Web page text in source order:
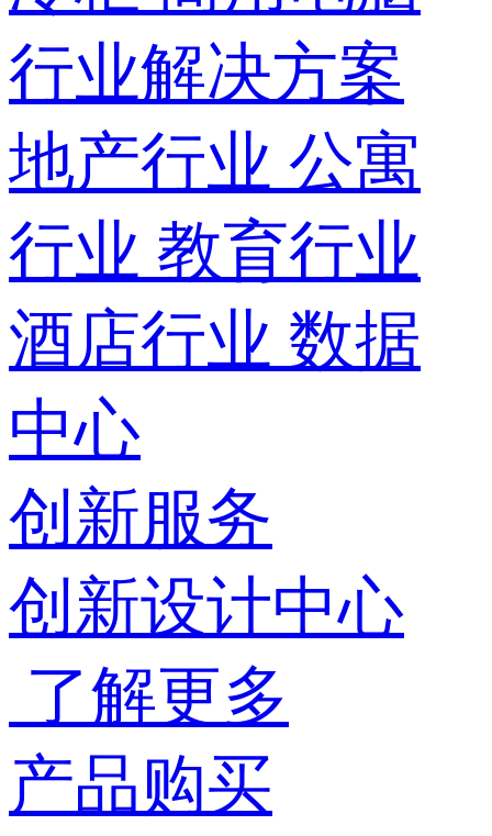
行业解决方案
地产行业 公寓
行业 教育行业
酒店行业 数据
中心
创新服务
创新设计中心
了解更多
产品购买